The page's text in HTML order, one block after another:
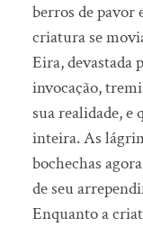
berros de pavor
criatura se
Eira, devastada
invocação,
sua realidade, e
inteira. As
bochechas
de seu
Enquanto a